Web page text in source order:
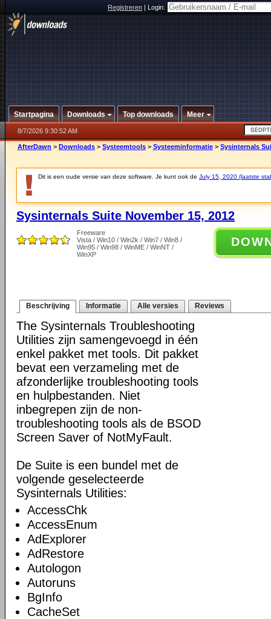
Registreren|Login:
Startpagina Downloads Top downloads Meer
8/7/2026 9:30:52 AM
AfterDawn > Downloads > Systeemtools > Systeeminformatie > Sysinternals
Dit is een oude versie van deze software. Je kunt ook de July 15, 2020 (laatste
Sysinternals Suite November 15, 2012
Freeware
Vista / Win10 / Win2k / Win7 / Win8 /
Win95 / Win98 / WinME / WinNT /
WinXP
Beschrijving Informatie Alle versies Reviews
The Sysinternals Troubleshooting
Utilities zijn samengevoegd in één
enkel pakket met tools. Dit pakket
bevat een verzameling met de
afzonderlijke troubleshooting tools
en hulpbestanden. Niet
inbegrepen zijn de non-
troubleshooting tools als de BSOD
Screen Saver of NotMyFault.
De Suite is een bundel met de
volgende geselecteerde
Sysinternals Utilities:
AccessChk
AccessEnum
AdExplorer
AdRestore
Autologon
Autoruns
BgInfo
CacheSet